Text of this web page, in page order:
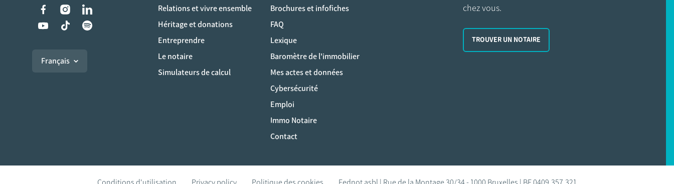
Liens vers les réseaux sociaux
Français
Relations et vivre ensemble
Héritage et donations
Entreprendre
Le notaire
Simulateurs de calcul
Brochures et infofiches
FAQ
Lexique
Baromètre de l'immobilier
Mes actes et données
Cybersécurité
Emploi
Immo Notaire
Contact
chez vous.
TROUVER UN NOTAIRE